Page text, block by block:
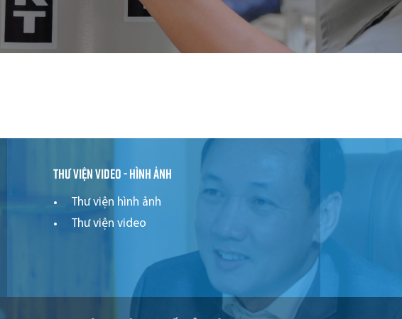
Thư viện video - hình ảnh
Thư viện hình ảnh
Thư viện video